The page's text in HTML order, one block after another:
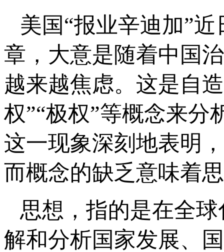
美国“报业辛迪加”
章，大意是随着中国
越来越焦虑。这是自
权”“极权”等概念来分
这一现象深刻地表明
而概念的缺乏意味着
思想，指的是在全
解和分析国家发展、